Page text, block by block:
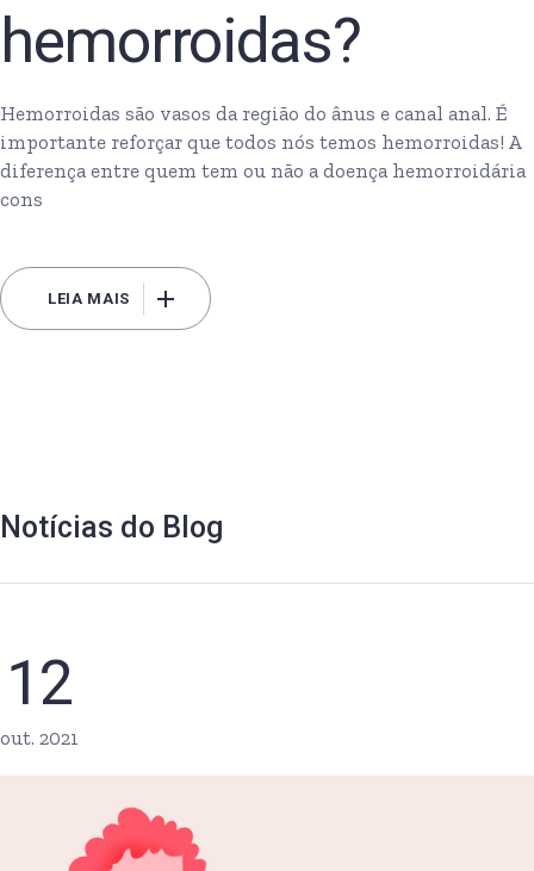
hemorroidas?
Hemorroidas são vasos da região do ânus e canal anal. É
importante reforçar que todos nós temos hemorroidas! A
diferença entre quem tem ou não a doença hemorroidária
cons
LEIA MAIS
Notícias do Blog
12
out. 2021